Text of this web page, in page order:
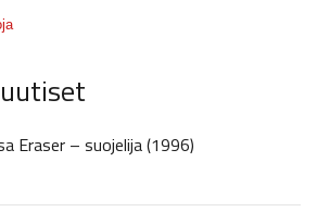
Eraser – suojelija (1996)